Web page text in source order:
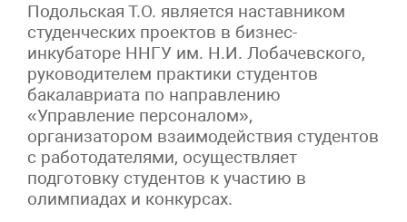
Подольская Т.О. является наставником
студенческих проектов в бизнес-
инкубаторе ННГУ им. Н.И. Лобачевского,
руководителем практики студентов
бакалавриата по направлению
«Управление персоналом»,
организатором взаимодействия студентов
с работодателями, осуществляет
подготовку студентов к участию в
олимпиадах и конкурсах.